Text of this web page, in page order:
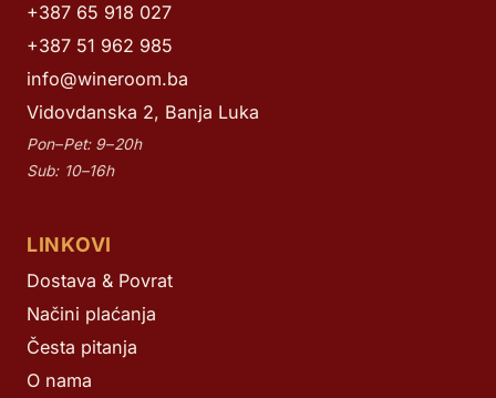
+387 65 918 027
+387 51 962 985
info@wineroom.ba
Vidovdanska 2, Banja Luka
Pon–Pet: 9–20h
Sub: 10–16h
LINKOVI
Dostava & Povrat
Načini plaćanja
Česta pitanja
O nama